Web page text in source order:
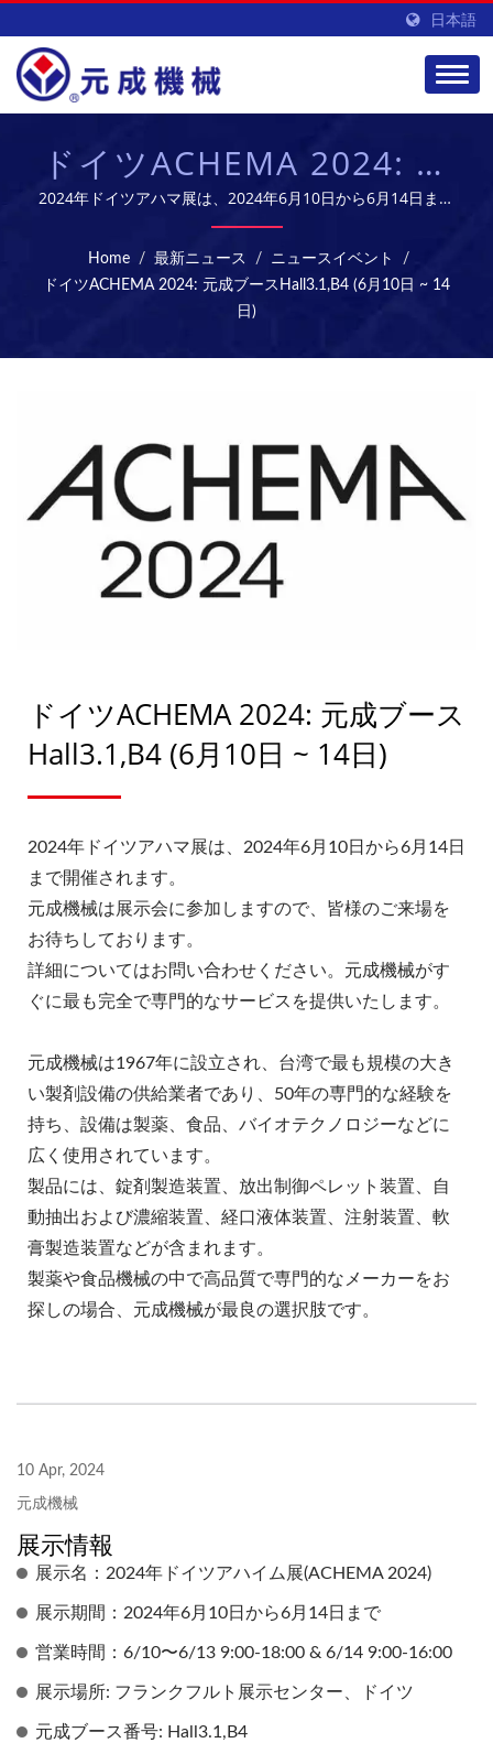
日本語
ドイツACHEMA 2024: 元
成ブースHALL3.1,B4 (6
月10日 ~ 14日)
2024年ドイツアハマ展は、2024年6月10日から6月14日まで
開催されます。 元成機械は展示会に参加しますので、皆様
のご来場をお待ちしております。 詳細についてはお問い合
わせください。元成機械がすぐに最も完全で専門的なサービ
スを提供いたします。 元成機械は1967年に設立され、台
専門的な経験を持ち、設備は製薬、食品、バイオテクノロジ
薬や食品機械の中で高品質で専門的なメーカーをお探しの場
合、元成機械が最良の選択肢です。 元成は専門の研究開発
チームを持ち、高品質なバイオ医薬品設備とサービスを提供
し、グローバル市場を開拓しています。
Home / 最新ニュース / ニュースイベント
/
ドイツACHEMA 2024: 元成ブースHall3.1,B4 (6月10日 ~ 14
日)
ドイツACHEMA 2024: 元成ブース
Hall3.1,B4 (6月10日 ~ 14日)
2024年ドイツアハマ展は、2024年6月10日から6月14日
まで開催されます。
元成機械は展示会に参加しますので、皆様のご来場を
お待ちしております。
詳細についてはお問い合わせください。元成機械がす
ぐに最も完全で専門的なサービスを提供いたします。
元成機械は1967年に設立され、台湾で最も規模の大き
い製剤設備の供給業者であり、50年の専門的な経験を
持ち、設備は製薬、食品、バイオテクノロジーなどに
広く使用されています。
製品には、錠剤製造装置、放出制御ペレット装置、自
動抽出および濃縮装置、経口液体装置、注射装置、軟
膏製造装置などが含まれます。
製薬や食品機械の中で高品質で専門的なメーカーをお
探しの場合、元成機械が最良の選択肢です。
10 Apr, 2024
元成機械
展示情報
展示名：2024年ドイツアハイム展(ACHEMA 2024)
展示期間：2024年6月10日から6月14日まで
営業時間：6/10〜6/13 9:00-18:00 & 6/14 9:00-16:00
展示場所: フランクフルト展示センター、ドイツ
元成ブース番号: Hall3.1,B4